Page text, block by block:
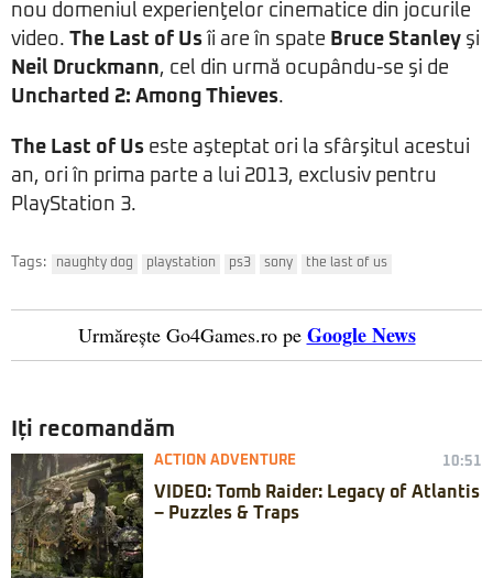
nou domeniul experienţelor cinematice din jocurile
video. The Last of Us îi are în spate Bruce Stanley şi
Neil Druckmann, cel din urmă ocupându-se şi de
Uncharted 2: Among Thieves.
The Last of Us este aşteptat ori la sfârşitul acestui
an, ori în prima parte a lui 2013, exclusiv pentru
PlayStation 3.
Tags: naughty dog playstation ps3 sony the last of us
Urmărește Go4Games.ro pe Google News
Iți recomandăm
ACTION ADVENTURE 10:51
VIDEO: Tomb Raider: Legacy of Atlantis
– Puzzles & Traps